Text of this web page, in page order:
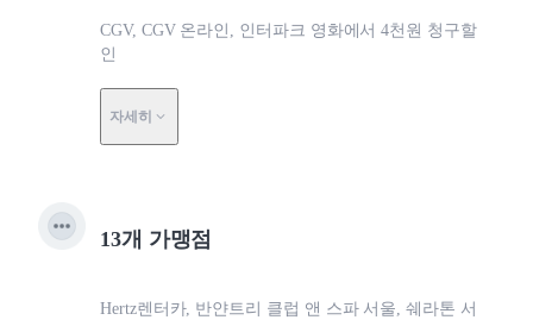
CGV, CGV 온라인, 인터파크 영화에서 4천원 청구할
인
자세히
13개 가맹점
Hertz렌터카, 반얀트리 클럽 앤 스파 서울, 쉐라톤 서